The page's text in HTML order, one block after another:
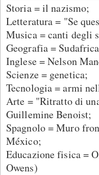
Storia = il nazismo;
Letteratura = "Se
Musica = canti degli
Geografia =
Inglese = Nelson
Scienze = genetica;
Tecnologia = armi
Arte = "Ritratto di
Guillemine Benoist;
Spagnolo = Muro
México;
Educazione fisica =
Owens)